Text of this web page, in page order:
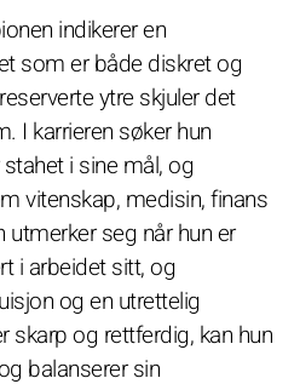
indikerer en
som er både diskret og
ytre skjuler det
I karrieren søker hun
i sine mål, og
vitenskap, medisin, finans
seg når hun er
i arbeidet sitt, og
og en utrettelig
skarp og rettferdig, kan hun
balanserer sin